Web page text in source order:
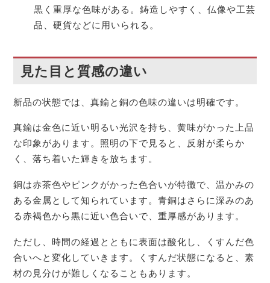
黒く重厚な色味がある。鋳造しやすく、仏像や工芸
品、硬貨などに用いられる。
見た目と質感の違い
新品の状態では、真鍮と銅の色味の違いは明確です。
真鍮は金色に近い明るい光沢を持ち、黄味がかった上品
な印象があります。照明の下で見ると、反射が柔らか
く、落ち着いた輝きを放ちます。
銅は赤茶色やピンクがかった色合いが特徴で、温かみの
ある金属として知られています。青銅はさらに深みのあ
る赤褐色から黒に近い色合いで、重厚感があります。
ただし、時間の経過とともに表面は酸化し、くすんだ色
合いへと変化していきます。くすんだ状態になると、素
材の見分けが難しくなることもあります。